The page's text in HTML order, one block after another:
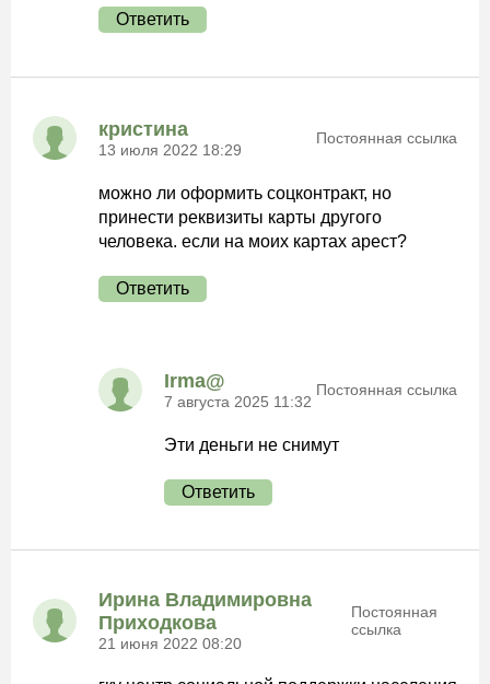
Ответить
кристина
13 июля 2022 18:29
Постоянная ссылка
можно ли оформить соцконтракт, но
принести реквизиты карты другого
человека. если на моих картах арест?
Ответить
Irma@
7 августа 2025 11:32
Постоянная ссылка
Эти деньги не снимут
Ответить
Ирина Владимировна
Приходкова
21 июня 2022 08:20
Постоянная
ссылка